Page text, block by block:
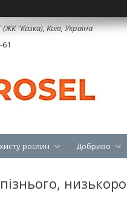
"Казка), Київ, Україна
рослин Добриво